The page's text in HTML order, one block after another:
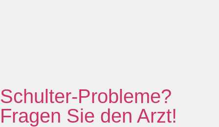
Schulter-Probleme?
Fragen Sie den Arzt!